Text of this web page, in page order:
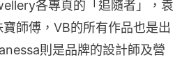
各專頁的「追隨者」，袁
師傅，VB的所有作品也是出
則是品牌的設計師及營